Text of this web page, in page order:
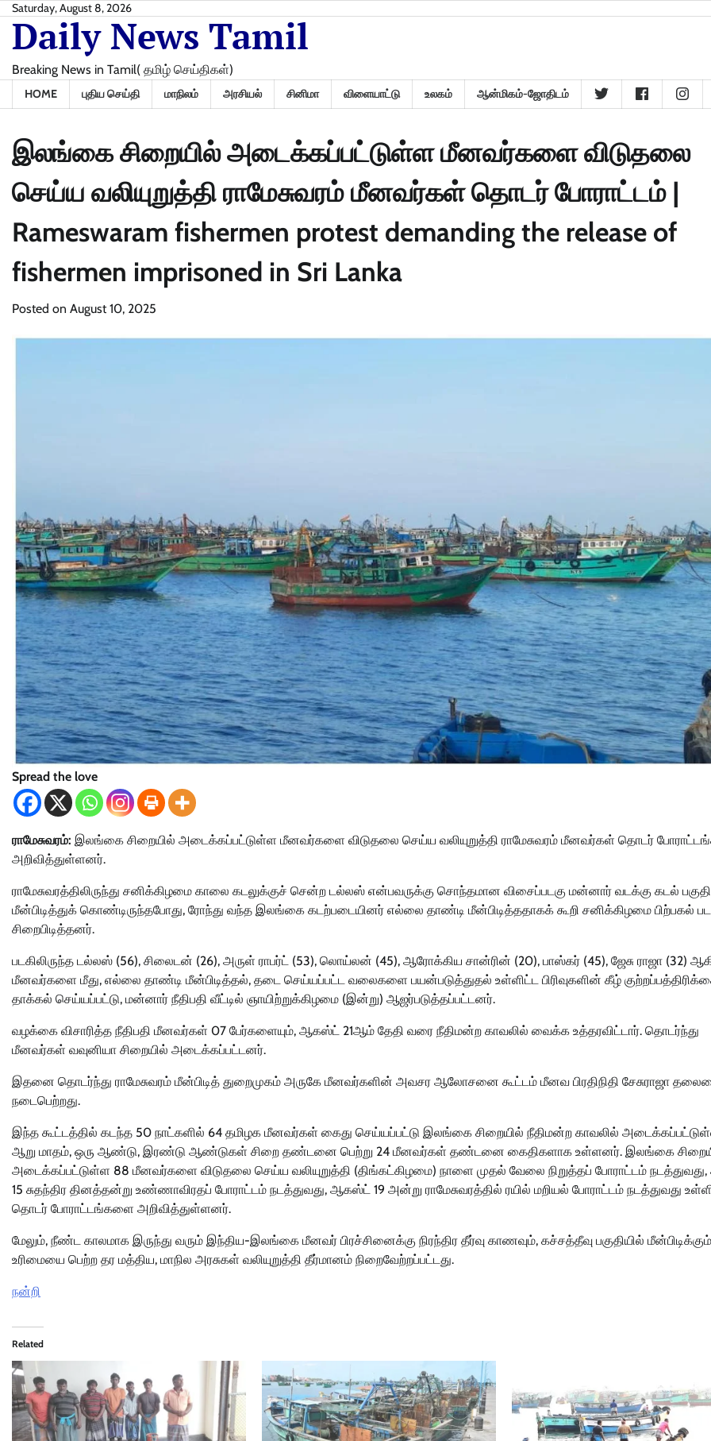
Skip
content
Saturday, August 8, 2026
Daily News Tamil
Breaking News in Tamil( தமிழ் செய்திகள்)
HOME புதிய செய்தி மாநிலம் அரசியல் சினிமா விளையாட்டு உலகம் ஆன்மிகம்-ஜோதிடம்
இலங்கை சிறையில் அடைக்கப்பட்டுள்ள மீனவர்களை விடுதலை
செய்ய வலியுறுத்தி ராமேசுவரம் மீனவர்கள் தொடர் போராட்டம் |
Rameswaram fishermen protest demanding the release of
fishermen imprisoned in Sri Lanka
Posted on August 10, 2025
Spread the love
ராமேசுவரம்: இலங்கை சிறையில் அடைக்கப்பட்டுள்ள மீனவர்களை விடுதலை செய்ய வலியுறுத்தி ராமேசுவரம் மீனவர்கள் தொடர்
அறிவித்துள்ளனர்.
ராமேசுவரத்திலிருந்து சனிக்கிழமை காலை கடலுக்குச் சென்ற டல்லஸ் என்பவருக்கு சொந்தமான விசைப்படகு மன்னார் வடக்கு கடல்
மீன்பிடித்துக் கொண்டிருந்தபோது, ரோந்து வந்த இலங்கை கடற்படையினர் எல்லை தாண்டி மீன்பிடித்ததாகக் கூறி சனிக்கிழமை பிற்பகல்
சிறைபிடித்தனர்.
படகிலிருந்த டல்லஸ் (56), சிலைடன் (26), அருள் ராபர்ட் (53), லொய்லன் (45), ஆரோக்கிய சான்ரின் (20), பாஸ்கர் (45), ஜேசு ராஜா (32)
மீனவர்களை மீது, எல்லை தாண்டி மீன்பிடித்தல், தடை செய்யப்பட்ட வலைகளை பயன்படுத்துதல் உள்ளிட்ட பிரிவுகளின் கீழ்
தாக்கல் செய்யப்பட்டு, மன்னார் நீதிபதி வீட்டில் ஞாயிற்றுக்கிழமை (இன்று) ஆஜர்படுத்தப்பட்டனர்.
வழக்கை விசாரித்த நீதிபதி மீனவர்கள் 07 பேர்களையும், ஆகஸ்ட் 21ஆம் தேதி வரை நீதிமன்ற காவலில் வைக்க உத்தரவிட்டார். தொடர்ந்து
மீனவர்கள் வவுனியா சிறையில் அடைக்கப்பட்டனர்.
இதனை தொடர்ந்து ராமேசுவரம் மீன்பிடித் துறைமுகம் அருகே மீனவர்களின் அவசர ஆலோசனை கூட்டம் மீனவ பிரதிநிதி சேசுராஜா
நடைபெற்றது.
இந்த கூட்டத்தில் கடந்த 50 நாட்களில் 64 தமிழக மீனவர்கள் கைது செய்யப்பட்டு இலங்கை சிறையில் நீதிமன்ற காவலில்
ஆறு மாதம், ஒரு ஆண்டு, இரண்டு ஆண்டுகள் சிறை தண்டனை பெற்று 24 மீனவர்கள் தண்டனை கைதிகளாக உள்ளனர். இலங்கை
அடைக்கப்பட்டுள்ள 88 மீனவர்களை விடுதலை செய்ய வலியுறுத்தி (திங்கட்கிழமை) நாளை முதல் வேலை நிறுத்தப் போராட்டம்
15 சுதந்திர தினத்தன்று உண்ணாவிரதப் போராட்டம் நடத்துவது, ஆகஸ்ட் 19 அன்று ராமேசுவரத்தில் ரயில் மறியல் போராட்டம் நடத்துவது
தொடர் போராட்டங்களை அறிவித்துள்ளனர்.
மேலும், நீண்ட காலமாக இருந்து வரும் இந்திய-இலங்கை மீனவர் பிரச்சினைக்கு நிரந்திர தீர்வு காணவும், கச்சத்தீவு பகுதியில் மீன்பிடிக்கும்
உரிமையை பெற்ற தர மத்திய, மாநில அரசுகள் வலியுறுத்தி தீர்மானம் நிறைவேற்றப்பட்டது.
நன்றி
Related